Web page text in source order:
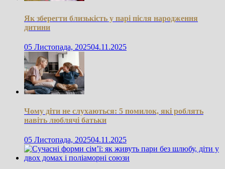
Як зберегти близькість у парі після народження
дитини
05 Листопада, 202504.11.2025
Чому діти не слухаються: 5 помилок, які роблять
навіть люблячі батьки
05 Листопада, 202504.11.2025